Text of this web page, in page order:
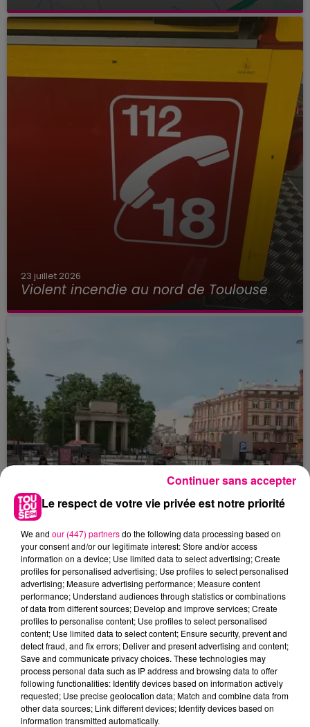
23 juillet 2026
Violent incendie au nord de Toulouse
22 juillet 2026
Toulouse : circulation perturbée dans le
secteur François Verdier...
Le respect de votre vie privée est notre priorité
We and our (447) partnersdo the following data processing based on
your consent and/or our legitimate interest: Store and/or access
information on a device; Use limited data to select advertising; Create
profiles for personalised advertising; Use profiles to select personalised
advertising; Measure advertising performance; Measure content
performance; Understand audiences through statistics or combinations
of data from different sources; Develop and improve services; Create
profiles to personalise content; Use profiles to select personalised
content; Use limited data to select content; Ensure security, prevent and
detect fraud, and fix errors; Deliver and present advertising and content;
Save and communicate privacy choices. These technologies may
process personal data such as IP address and browsing data to offer
following functionalities: Identify devices based on information actively
requested; Use precise geolocation data; Match and combine data from
other data sources; Link different devices; Identify devices based on
information transmitted automatically.
Continuer sans accepter